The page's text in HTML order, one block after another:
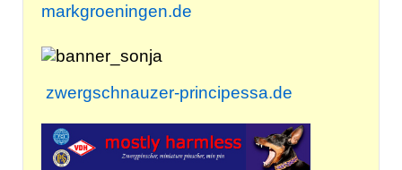
markgroeningen.de
zwergschnauzer-principessa.de